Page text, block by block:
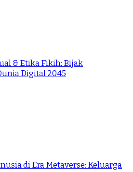
& Etika Fikih: Bijak
Digital 2045
di Era Metaverse: Keluarga